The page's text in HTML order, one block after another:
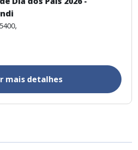
mais detalhes